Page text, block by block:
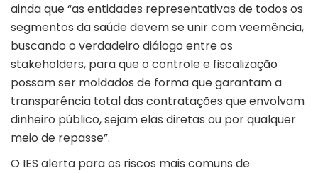
ainda que “as entidades representativas de todos os
segmentos da saúde devem se unir com veemência,
buscando o verdadeiro diálogo entre os
stakeholders, para que o controle e fiscalização
possam ser moldados de forma que garantam a
transparência total das contratações que envolvam
dinheiro público, sejam elas diretas ou por qualquer
meio de repasse”.
O IES alerta para os riscos mais comuns de